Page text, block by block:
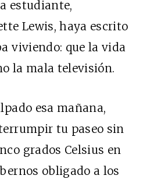
estudiante,
Lewis, haya escrito
viviendo: que la vida
la mala televisión.
esa mañana,
tu paseo sin
grados Celsius en
obligado a los